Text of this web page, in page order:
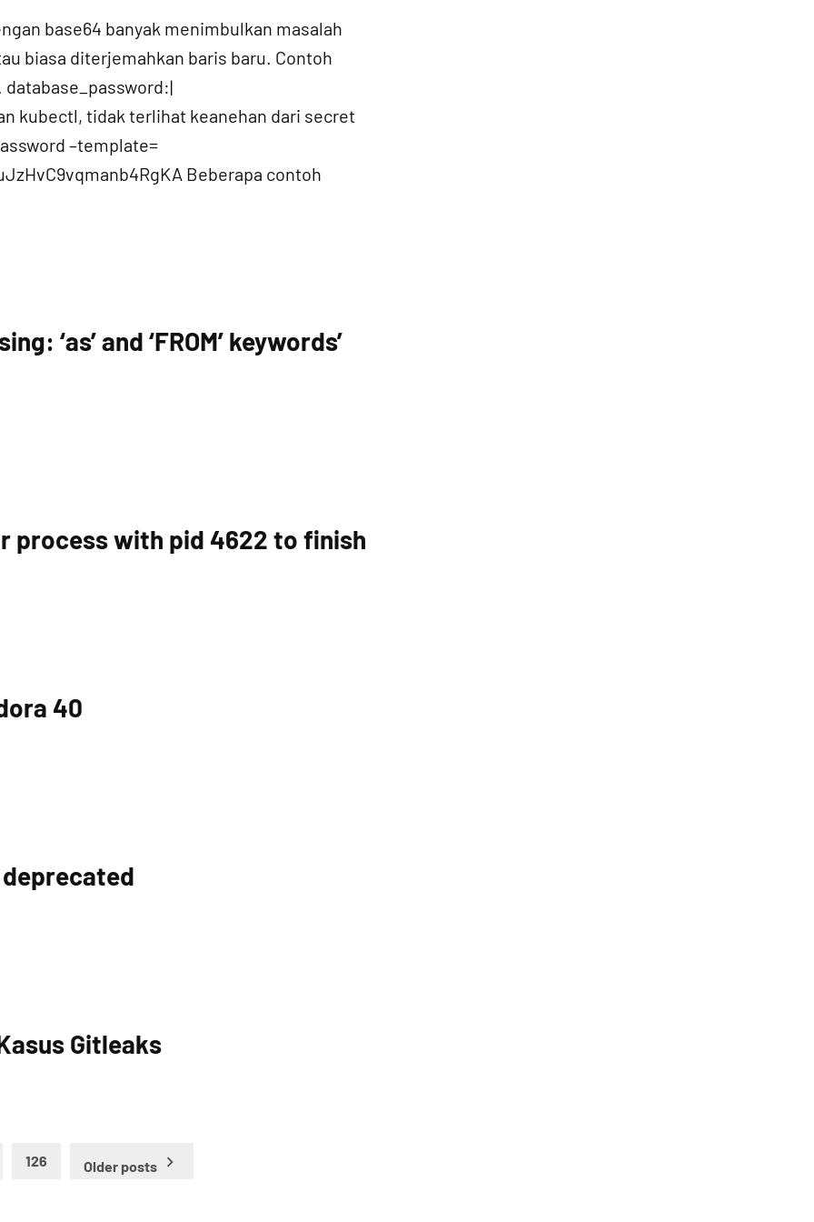
base64 banyak menimbulkan masalah
biasa diterjemahkan baris baru. Contoh
kubectl, tidak terlihat keanehan dari secret
–template=
Beberapa contoh
‘as’ and ‘FROM’ keywords’
process with pid 4622 to finish
40
Gitleaks
126 Older posts